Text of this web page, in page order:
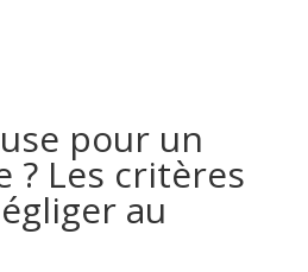
pour un
? Les critères
au